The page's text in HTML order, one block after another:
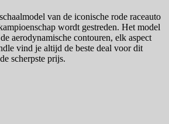
van de iconische rode raceauto
wordt gestreden. Het model
aerodynamische contouren, elk aspect
vind je altijd de beste deal voor dit
scherpste prijs.